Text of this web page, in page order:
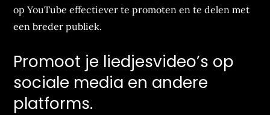
op YouTube effectiever te promoten en te delen met
een breder publiek.
Promoot je liedjesvideo’s op
sociale media en andere
platforms.